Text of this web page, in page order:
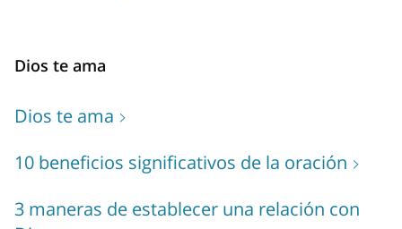
Dios te ama
Dios te ama
10 beneficios significativos de la oración
3 maneras de establecer una relación con